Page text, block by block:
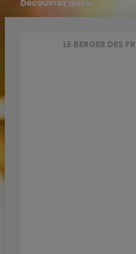
Découvrez aussi
LE BERGER DES